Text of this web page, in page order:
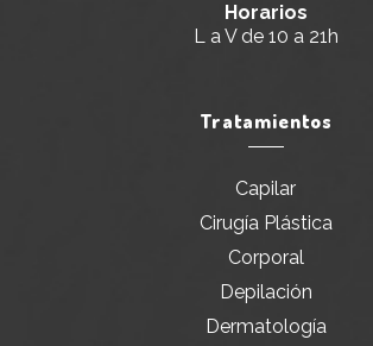
Horarios
L a V de 10 a 21h
Tratamientos
Capilar
Cirugía Plástica
Corporal
Depilación
Dermatología